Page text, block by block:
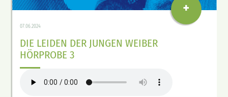
07.06.2024
DIE LEIDEN DER JUNGEN WEIBER
HÖRPROBE 3
+